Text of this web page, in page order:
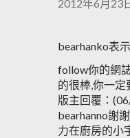
2012年6月23
bearhanko表
follow你的網
的很棒,你一定
版主回覆：
bearhanno謝
力在廚房的小